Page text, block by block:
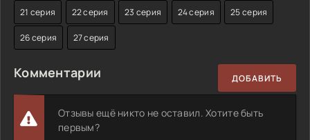
21 серия 22 серия 23 серия 24 серия 25 серия
26 серия 27 серия
Комментарии ДОБАВИТЬ
Отзывы ещё никто не оставил. Хотите быть
первым?